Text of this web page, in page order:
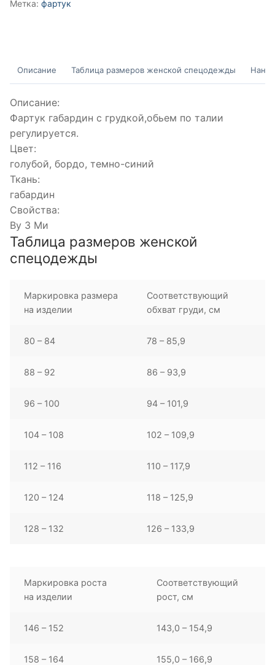
Метка: фартук
Описание Таблица размеров женской спецодежды
Описание:
Фартук габардин с грудкой,обьем по талии
регулируется.
Цвет:
голубой, бордо, темно-синий
Ткань:
габардин
Свойства:
Ву З Ми
Таблица размеров женской
спецодежды
Маркировка размера
на изделии
Соответствующий
обхват груди, см
80 – 84 78 – 85,9
88 – 92 86 – 93,9
96 – 100 94 – 101,9
104 – 108 102 – 109,9
112 – 116 110 – 117,9
120 – 124 118 – 125,9
128 – 132 126 – 133,9
Маркировка роста
на изделии
Соответствующий
рост, см
146 – 152 143,0 – 154,9
158 – 164 155,0 – 166,9